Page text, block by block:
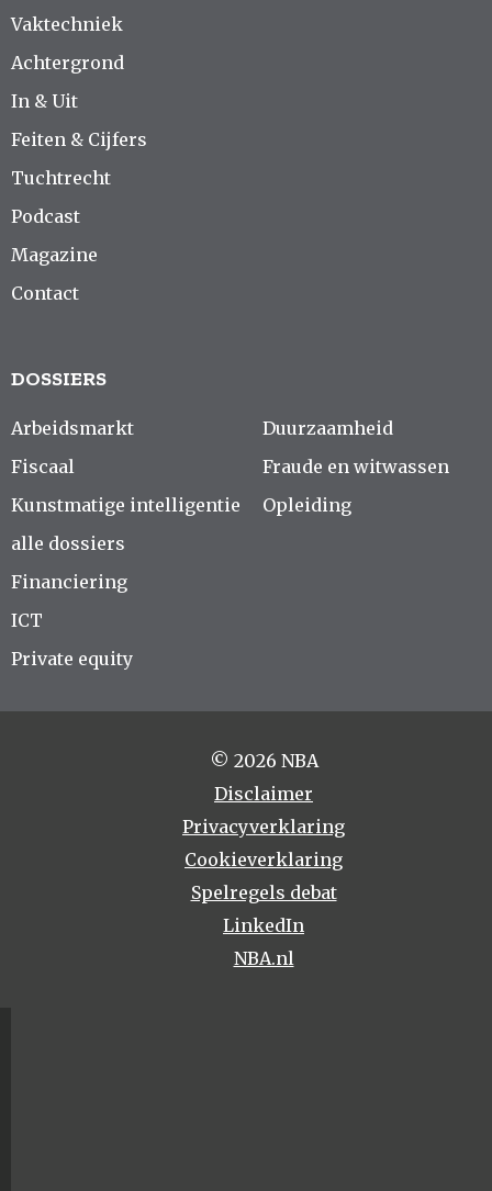
Vaktechniek
Achtergrond
In & Uit
Feiten & Cijfers
Tuchtrecht
Podcast
Magazine
Contact
DOSSIERS
Arbeidsmarkt
Fiscaal
Kunstmatige intelligentie
alle dossiers
Duurzaamheid
Fraude en witwassen
Opleiding
Financiering
ICT
Private equity
© 2026 NBA
Disclaimer
Privacyverklaring
Cookieverklaring
Spelregels debat
LinkedIn
NBA.nl